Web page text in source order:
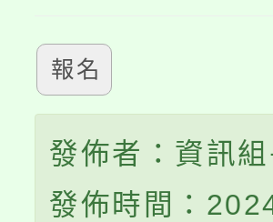
報名
發佈者：資訊組
發佈時間：